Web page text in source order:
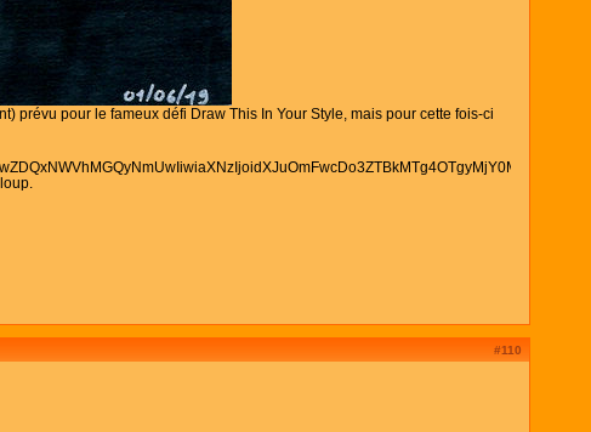
prévu pour le fameux défi Draw This In Your Style, mais pour cette fois-ci
#110